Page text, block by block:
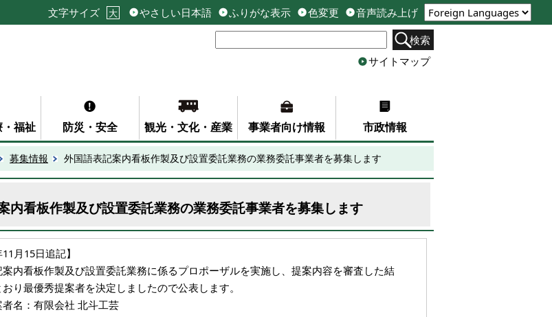
文字サイズ 大 やさしい日本語 ふりがな表示 色変更
音声読み上げ
検索
サイトマップ
福祉 防災・安全 観光・文化・産業 事業者向け情報 市政情報
募集情報 外国語表記案内看板作製及び設置委託業務の業務委託事業者を募集します
内看板作製及び設置委託業務の業務委託事業者を募集します
11月15日追記】
内看板作製及び設置委託業務に係るプロポーザルを実施し、提案内容を審査した結
り最優秀提案者を決定しましたので公表します。
名：有限会社 北斗工芸